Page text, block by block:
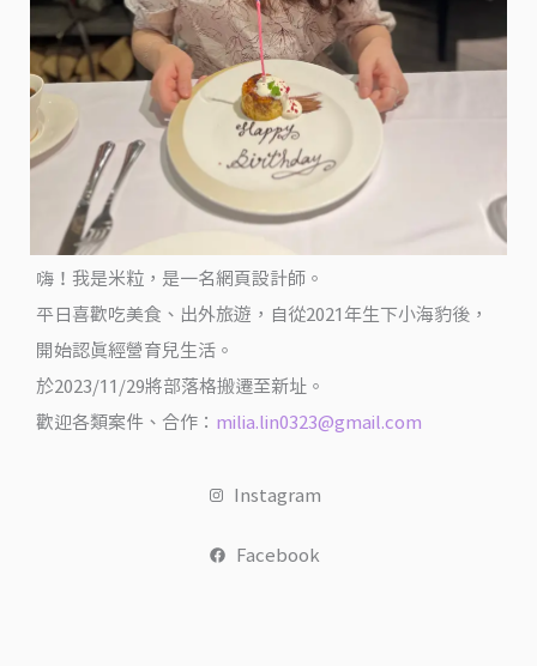
@
米
粒
愛
出
嗨！我是米粒，是一名網頁設計師。
平日喜歡吃美食、出外旅遊，自從2021年生下小海豹後，
開始認真經營育兒生活。
於2023/11/29將部落格搬遷至新址。
歡迎各類案件、合作： milia.lin0323@gmail.com
Instagram
Facebook